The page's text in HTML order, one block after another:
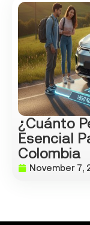
¿Cuánto
Esencial
Colombia
November 7,